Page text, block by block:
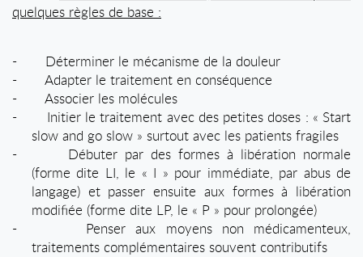
quelques règles de base :
-
Déterminer le mécanisme de la douleur
-
Adapter le traitement en conséquence
-
Associer les molécules
-
Initier le traitement avec des petites doses : « Start
slow and go slow » surtout avec les patients fragiles
-
Débuter par des formes à libération normale
(forme dite LI, le « I » pour immédiate, par abus de
langage) et passer ensuite aux formes à libération
modifiée (forme dite LP, le « P » pour prolongée)
-
Penser aux moyens non médicamenteux,
traitements complémentaires souvent contributifs